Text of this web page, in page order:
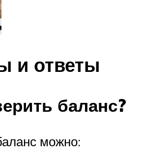
и ответы
баланс?
можно: